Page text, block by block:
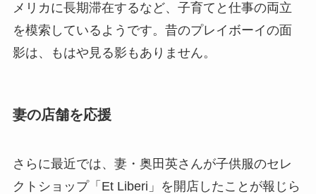
メリカに長期滞在するなど、子育てと仕事の両立
を模索しているようです。昔のプレイボーイの面
影は、もはや見る影もありません。
妻の店舗を応援
さらに最近では、妻・奥田英さんが子供服のセレ
クトショップ「Et Liberi」を開店したことが報じら